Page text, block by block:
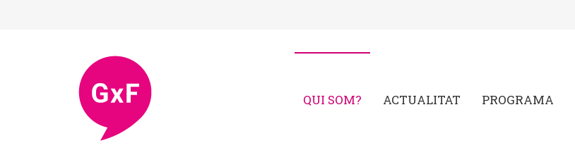
QUI SOM? ACTUALITAT PROGRAMA